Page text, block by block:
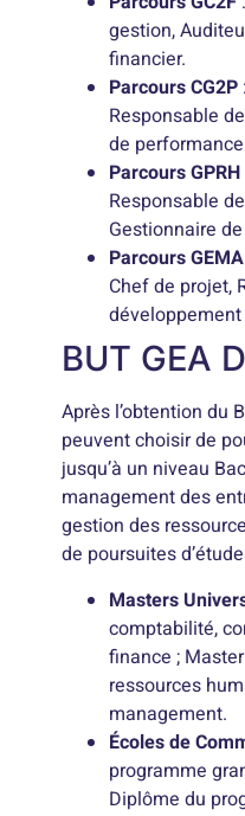
gestion,
financier.
Parcours CG2P
Responsable
de
Parcours GPRH
Responsable
Gestionnaire
Parcours GEMA
Chef de projet,
développement
BUT GEA
Après l’obtention du
peuvent choisir de
jusqu’à un niveau
management des
gestion des
de poursuites
Masters
comptabilité,
finance ;
ressources
management.
Écoles de
programme
Diplôme du